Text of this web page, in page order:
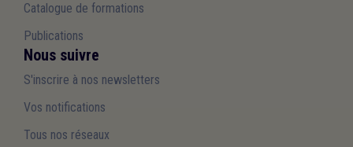
Catalogue de formations
Publications
Nous suivre
S'inscrire à nos newsletters
Vos notifications
Tous nos réseaux